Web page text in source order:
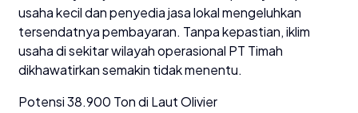
usaha kecil dan penyedia jasa lokal mengeluhkan
tersendatnya pembayaran. Tanpa kepastian, iklim
usaha di sekitar wilayah operasional PT Timah
dikhawatirkan semakin tidak menentu.
Potensi 38.900 Ton di Laut Olivier